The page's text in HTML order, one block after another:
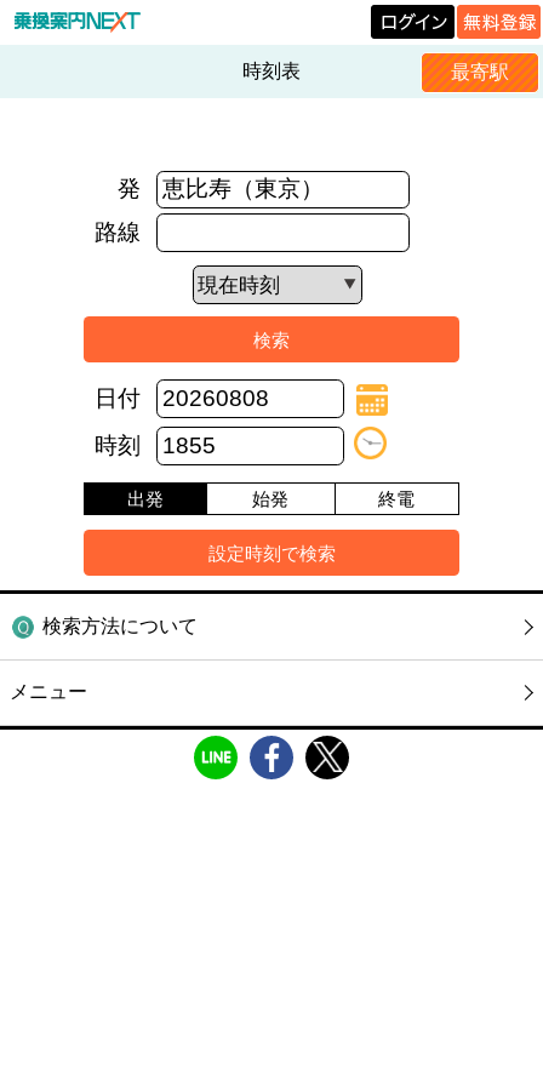
時刻表 最寄駅
発
路線
日付
時刻
出発 始発 終電
検索方法について
メニュー